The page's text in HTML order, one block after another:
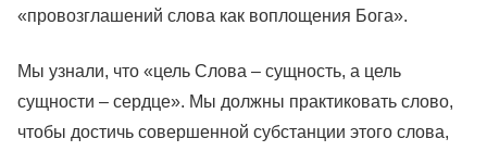
«провозглашений слова как воплощения Бога».
Мы узнали, что «цель Слова – сущность, а цель
сущности – сердце». Мы должны практиковать слово,
чтобы достичь совершенной субстанции этого слова,